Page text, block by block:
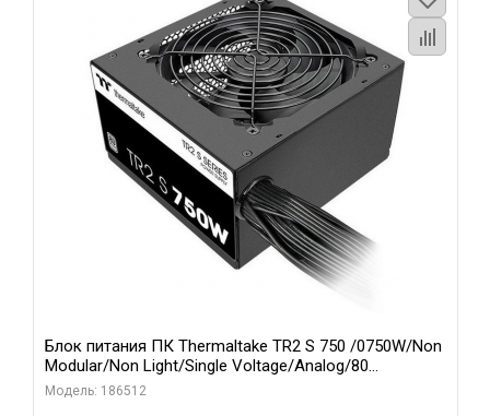
Блок питания ПК Thermaltake TR2 S 750 /0750W/Non
Modular/Non Light/Single Voltage/Analog/80
Plus/EU/Non JP CAP/All Flat Cables
Модель: 186512